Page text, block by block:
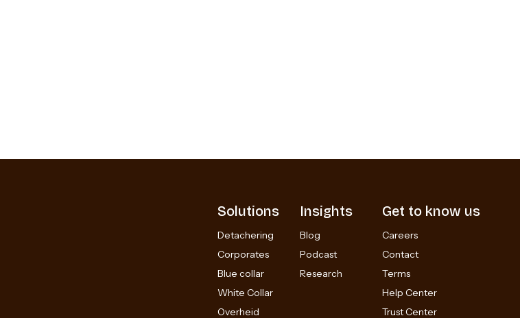
Solutions
Detachering
Corporates
Blue collar
White Collar
Overheid
Insights
Blog
Podcast
Research
Get to know us
Careers
Contact
Terms
Help Center
Trust Center